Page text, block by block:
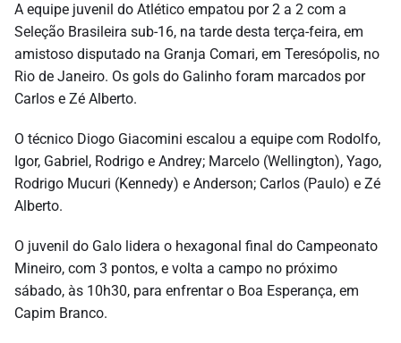
A equipe juvenil do Atlético empatou por 2 a 2 com a
Seleção Brasileira sub-16, na tarde desta terça-feira, em
amistoso disputado na Granja Comari, em Teresópolis, no
Rio de Janeiro. Os gols do Galinho foram marcados por
Carlos e Zé Alberto.
O técnico Diogo Giacomini escalou a equipe com Rodolfo,
Igor, Gabriel, Rodrigo e Andrey; Marcelo (Wellington), Yago,
Rodrigo Mucuri (Kennedy) e Anderson; Carlos (Paulo) e Zé
Alberto.
O juvenil do Galo lidera o hexagonal final do Campeonato
Mineiro, com 3 pontos, e volta a campo no próximo
sábado, às 10h30, para enfrentar o Boa Esperança, em
Capim Branco.